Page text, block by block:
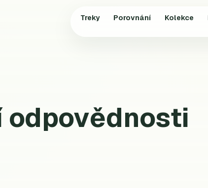
Treky Porovnání Kolekce
odpovědnosti